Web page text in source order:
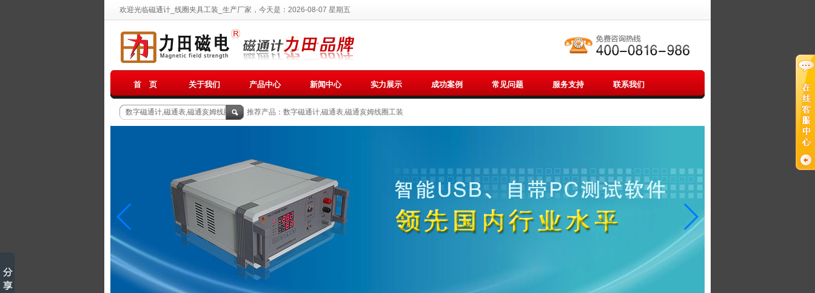
欢迎光临磁通计_线圈夹具工装_生产厂家，今天是： 2026-08-07 星期五
首 页 关于我们 产品中心 新闻中心 实力展示 成功案例 常见问题 服务支持 联系我们
推荐产品： 数字磁通计,磁通表,磁通亥姆线圈工装